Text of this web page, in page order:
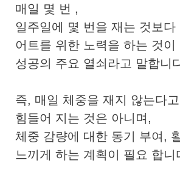
매일 몇 번 ,
일주일에 몇 번을 재는 것보다
어트를 위한 노력을 하는 것이
성공의 주요 열쇠라고 말합니
즉, 매일 체중을 재지 않는다
힘들어 지는 것은 아니며,
체중 감량에 대한 동기 부여,
느끼게 하는 계획이 필요 합니